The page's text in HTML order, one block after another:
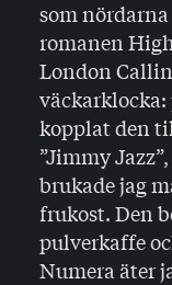
som
romanen
London
kopplat den
”Jimmy
brukade jag
frukost. Den
pulverkaffe
Numera äter